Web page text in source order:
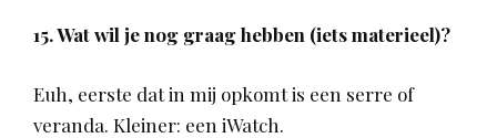
15. Wat wil je nog graag hebben (iets materieel)?
Euh, eerste dat in mij opkomt is een serre of
veranda. Kleiner: een iWatch.